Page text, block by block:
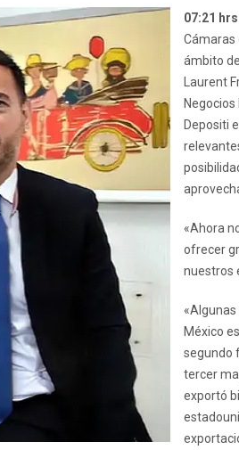
07:21
Cámaras
ámbito
Laurent
Depositi
«Ahora
ofrecer
nuestros
México
segundo
tercer
exportó